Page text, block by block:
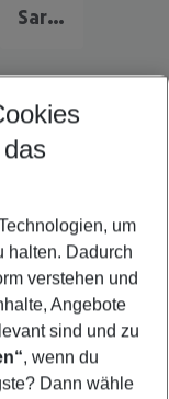
Sardinien Urlaub
um
halten. Dadurch
verstehen und
Angebote
sind und zu
, wenn du
Dann wähle